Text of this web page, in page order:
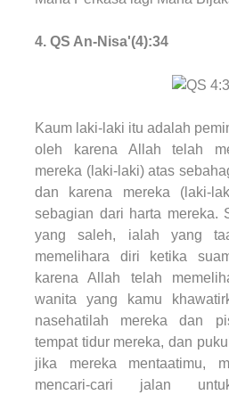
4. QS An-Nisa'(4):34
Kaum laki-laki itu adalah
oleh karena Allah telah
mereka (laki-laki) atas
dan karena mereka (laki-
sebagian dari harta mereka.
yang saleh, ialah yang
memelihara diri ketika
karena Allah telah
wanita yang kamu
nasehatilah mereka dan
tempat tidur mereka, dan
jika mereka mentaatimu,
mencari-cari jalan